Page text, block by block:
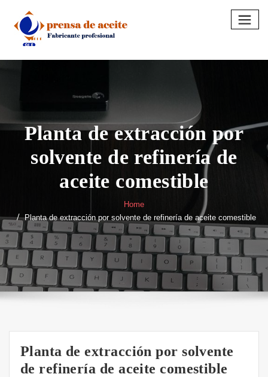
content
Planta de extracción por
solvente de refinería de
aceite comestible
Home
Planta de extracción por solvente de refinería de aceite comestible
Planta de extracción por solvente
de refinería de aceite comestible